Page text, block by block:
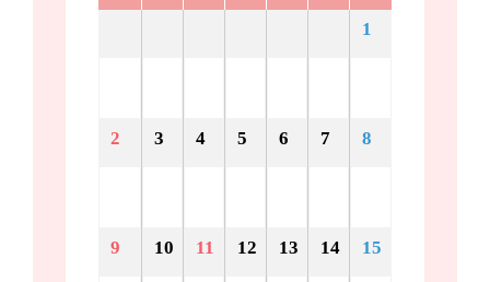
1
2 3 4 5 6 7 8
9 10 11 12 13 14 15